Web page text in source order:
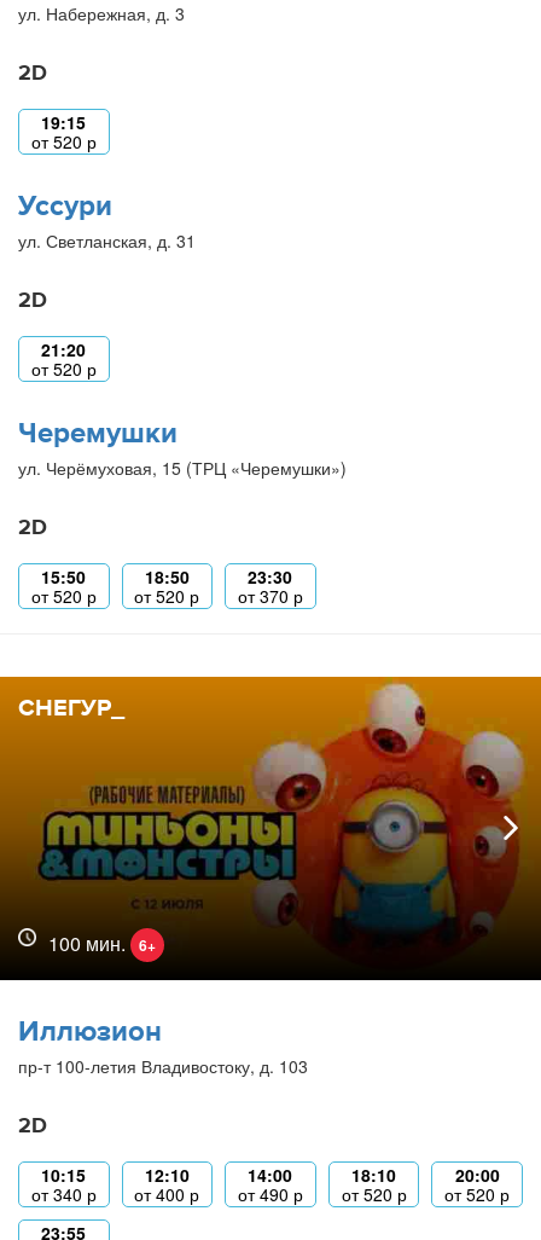
ул. Набережная, д. 3
2D
19:15
от520 р
Уссури
ул. Светланская, д. 31
2D
21:20
от520 р
Черемушки
ул. Черёмуховая, 15 (ТРЦ «Черемушки»)
2D
15:50
от520 р
18:50
от520 р
23:30
от370 р
СНЕГУР_
100 мин. 6+
Иллюзион
пр-т 100-летия Владивостоку, д. 103
2D
10:15
от340 р
12:10
от400 р
14:00
от490 р
18:10
от520 р
20:00
от520 р
23:55